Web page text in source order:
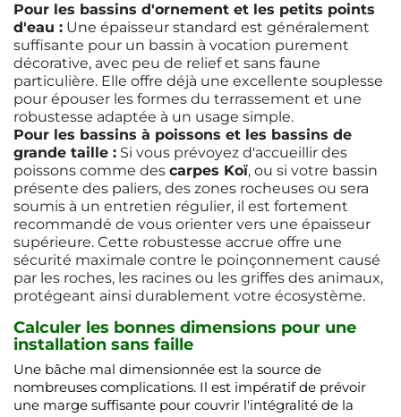
Pour les bassins d'ornement et les petits points
d'eau : Une épaisseur standard est généralement
suffisante pour un bassin à vocation purement
décorative, avec peu de relief et sans faune
particulière. Elle offre déjà une excellente souplesse
pour épouser les formes du terrassement et une
robustesse adaptée à un usage simple.
Pour les bassins à poissons et les bassins de
grande taille : Si vous prévoyez d'accueillir des
poissons comme des carpes Koï, ou si votre bassin
présente des paliers, des zones rocheuses ou sera
soumis à un entretien régulier, il est fortement
recommandé de vous orienter vers une épaisseur
supérieure. Cette robustesse accrue offre une
sécurité maximale contre le poinçonnement causé
par les roches, les racines ou les griffes des animaux,
protégeant ainsi durablement votre écosystème.
Calculer les bonnes dimensions pour une
installation sans faille
Une bâche mal dimensionnée est la source de
nombreuses complications. Il est impératif de prévoir
une marge suffisante pour couvrir l'intégralité de la